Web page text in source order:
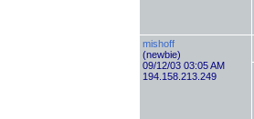
mishoff
(newbie)
09/12/03 03:05 AM
194.158.213.249